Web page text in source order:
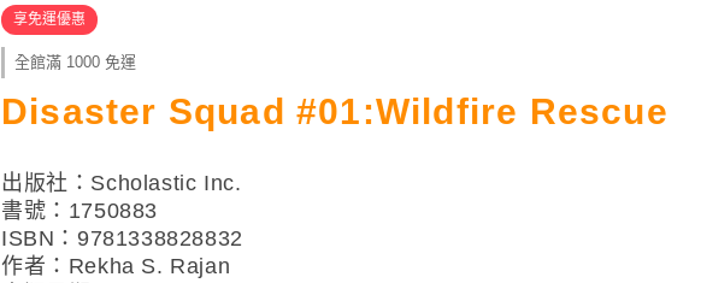
享免運優惠
全館滿 1000 免運
Disaster Squad #01:Wildfire Rescue
出版社：Scholastic Inc.
書號：1750883
ISBN：9781338828832
作者：Rekha S. Rajan